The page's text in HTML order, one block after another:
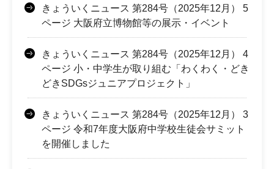
きょういくニュース 第284号（2025年12月） 5
ページ 大阪府立博物館等の展示・イベント
きょういくニュース 第284号（2025年12月） 4
ページ 小・中学生が取り組む「わくわく・どき
どきSDGsジュニアプロジェクト」
きょういくニュース 第284号（2025年12月） 3
ページ 令和7年度大阪府中学校生徒会サミット
を開催しました